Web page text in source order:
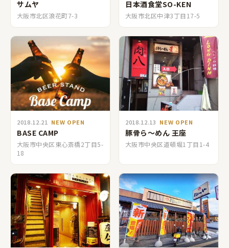
サムヤ
大阪市北区浪花町7-3
日本酒食堂SO-KEN
大阪市北区中津3丁目17-5
2018.12.21 NEW OPEN
BASE CAMP
大阪市中央区東心斎橋2丁目5-
18
2018.12.13 NEW OPEN
豚骨ら～めん 王座
大阪市中央区道頓堀1丁目1-4